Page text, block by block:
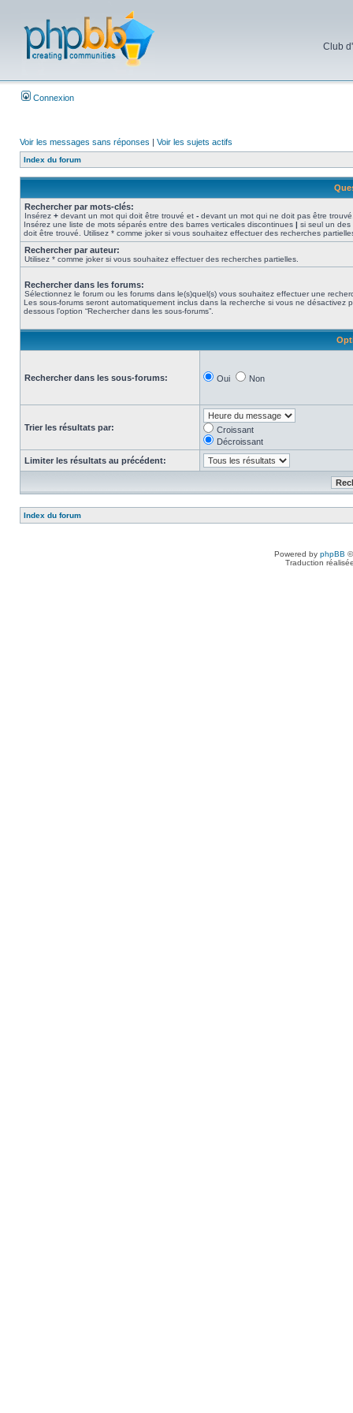
Club
Connexion
Voir les messages sans réponses | Voir les sujets actifs
Index du forum
Rechercher par mots-clés:
Insérez + devant un mot qui doit être trouvé et - devant un mot qui ne doit pas être
Insérez une liste de mots séparés entre des barres verticales discontinues | si seul un des
doit être trouvé. Utilisez * comme joker si vous souhaitez effectuer des recherches
Rechercher par auteur:
Utilisez * comme joker si vous souhaitez effectuer des recherches partielles.
Rechercher dans les forums:
Sélectionnez le forum ou les forums dans le(s)quel(s) vous souhaitez effectuer une
Les sous-forums seront automatiquement inclus dans la recherche si vous ne désactivez
dessous l’option “Rechercher dans les sous-forums”.
Rechercher dans les sous-forums: Oui Non
Trier les résultats par:
Croissant
Décroissant
Limiter les résultats au précédent:
Index du forum
Powered by phpBB
Traduction